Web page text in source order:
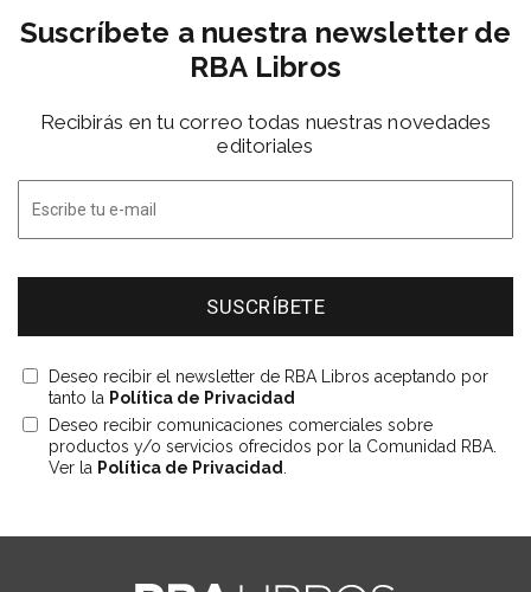
Suscríbete a nuestra newsletter de
RBA Libros
Recibirás en tu correo todas nuestras novedades
editoriales
Deseo recibir el newsletter de RBA Libros aceptando por
tanto la Política de Privacidad
Deseo recibir comunicaciones comerciales sobre
productos y/o servicios ofrecidos por la Comunidad RBA.
Ver la Política de Privacidad